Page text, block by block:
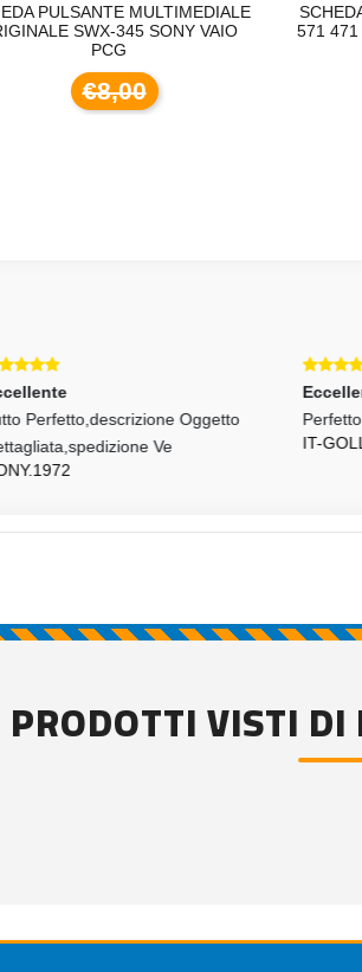
PULSANTE MULTIMEDIALE
SWX-345 SONY VAIO
PCG
€8,00
571 471
Perfetto,descrizione Oggetto
Ve
IT-GOLLE
PRODOTTI VISTI DI